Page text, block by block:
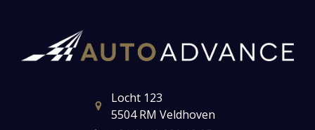
Locht 123
5504 RM Veldhoven